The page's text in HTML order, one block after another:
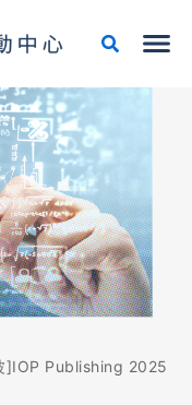
]IOP Publishing 2025